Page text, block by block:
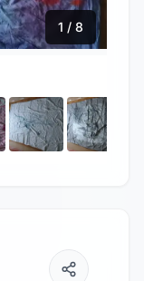
1 / 8